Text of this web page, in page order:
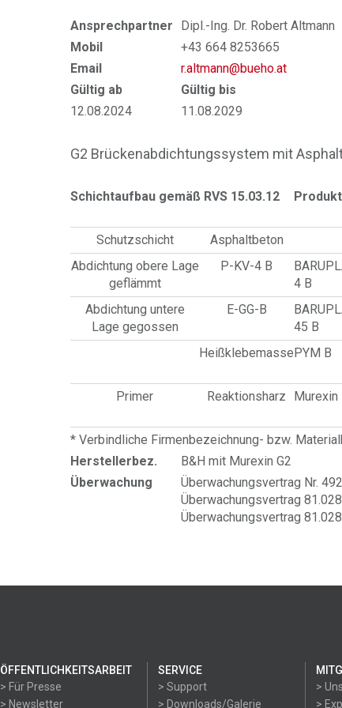
Ansprechpartner
Dipl.-Ing. Dr. Robert Altmann
Mobil
+43 664 8253665
Email
r.altmann@bueho.at
Gültig ab
Gültig bis
12.08.2024
11.08.2029
G2 Brückenabdichtungssystem mit
Schichtaufbau gemäß RVS 15.03.12
Schutzschicht
Asphaltbeton
Abdichtung obere Lage
geflämmt
P-KV-4 B
4 B
Abdichtung untere
Lage gegossen
E-GG-B
45 B
HeißklebemassePYM B
Primer
Reaktionsharz Murexin
* Verbindliche Firmenbezeichnung- bzw.
Herstellerbez.
B&H mit Murexin G2
Überwachung
Überwachungsvertrag Nr.
Überwachungsvertrag
Überwachungsvertrag
ÖFFENTLICHKEITSARBEIT
> Für Presse
> Newsletter
SERVICE
> Support
> Downloads/Galerie
>
>